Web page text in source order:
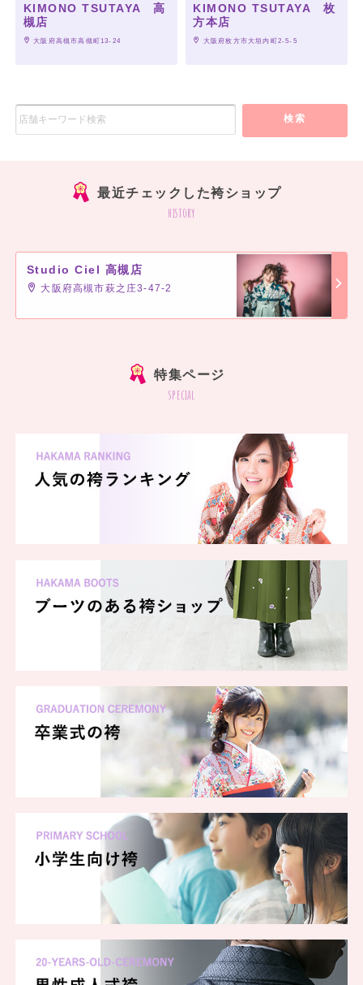
KIMONO TSUTAYA 高
槻店
大阪府高槻市高槻町13-24
KIMONO TSUTAYA 枚
方本店
大阪府枚方市大垣内町2-5-5
検索
最近チェックした袴ショップ
history
Studio Ciel 高槻店
大阪府高槻市萩之庄3-47-2
特集ページ
special